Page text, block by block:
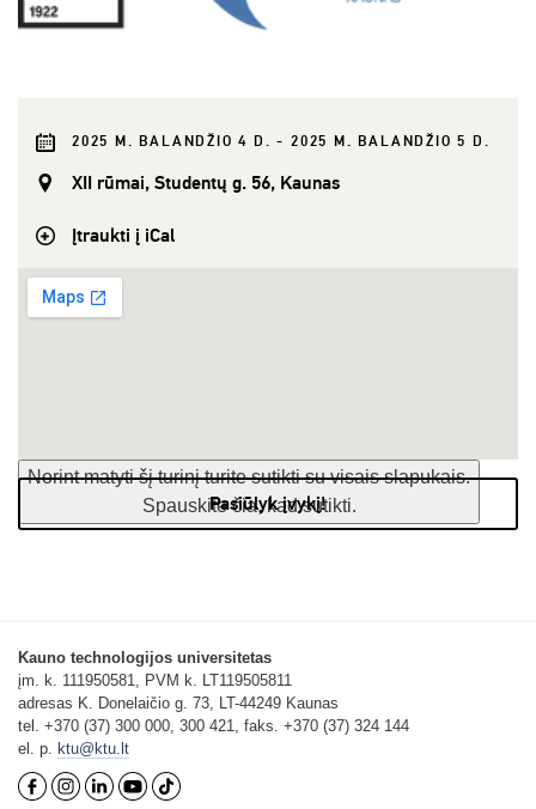
2025 M. BALANDŽIO 4 D. - 2025 M. BALANDŽIO 5 D.
XII rūmai, Studentų g. 56, Kaunas
Įtraukti į iCal
Norint matyti šį turinį turite sutikti su visais slapukais.
Spauskite čia, kad sutikti.
Pasiūlyk įvykį!
Kauno technologijos universitetas
įm. k. 111950581, PVM k. LT119505811
adresas K. Donelaičio g. 73, LT-44249 Kaunas
tel. +370 (37) 300 000, 300 421, faks. +370 (37) 324 144
el. p.
ktu@ktu.lt